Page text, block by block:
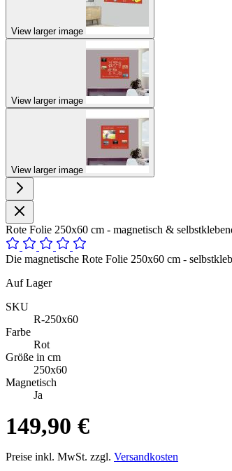
View larger image
View larger image
View larger image
Rote Folie 250x60 cm - magnetisch &
Die magnetische Rote Folie 250x60 cm -
Auf Lager
SKU
R-250x60
Farbe
Rot
Größe in cm
250x60
Magnetisch
Ja
149,90 €
Preise inkl. MwSt. zzgl. Versandkosten